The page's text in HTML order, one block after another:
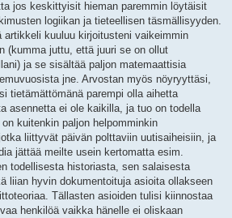
jos keskittyisit hieman paremmin löytäisit
logiikan ja tieteellisen täsmällisyyden.
artikkeli kuuluu kirjoitusteni vaikeimmin
(kumma juttu, että juuri se on ollut
ja se sisältää paljon matemaattisia
jne. Arvostan myös nöyryyttäsi,
tietämättömänä parempi olla aihetta
asennetta ei ole kaikilla, ja tuo on todella
kuitenkin paljon helpomminkin
liittyvät päivän polttaviin uutisaiheisiin, ja
jättää meilte usein kertomatta esim.
todellisesta historiasta, sen salaisesta
liian hyvin dokumentoituja asioita ollakseen
Tällasten asioiden tulisi kiinnostaa
henkilöä vaikka hänelle ei oliskaan